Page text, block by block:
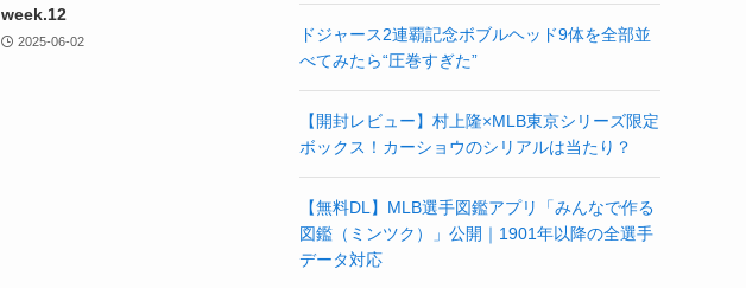
week.12
2025-06-02
ドジャース2連覇記念ボブルヘッド9体を全部並
べてみたら“圧巻すぎた”
【開封レビュー】村上隆×MLB東京シリーズ限定
ボックス！カーショウのシリアルは当たり？
【無料DL】MLB選手図鑑アプリ「みんなで作る
図鑑（ミンツク）」公開｜1901年以降の全選手
データ対応